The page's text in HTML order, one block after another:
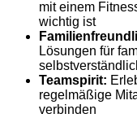
mit einem
wichtig ist
Lösungen für
Teamspirit:
regelmäßige
verbinden